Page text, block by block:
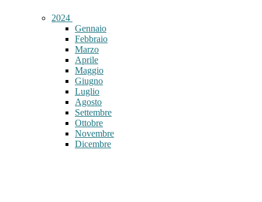
2024
Gennaio
Febbraio
Marzo
Aprile
Maggio
Giugno
Luglio
Agosto
Settembre
Ottobre
Novembre
Dicembre